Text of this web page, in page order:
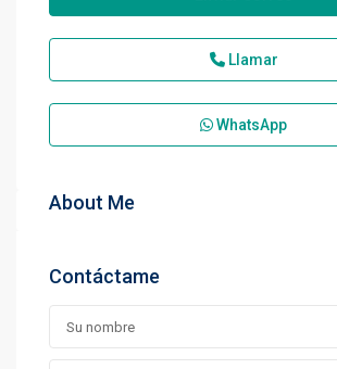
Llamar
WhatsApp
About Me
Contáctame